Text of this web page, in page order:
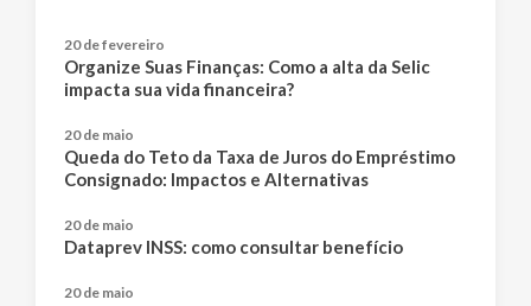
20 de fevereiro
Organize Suas Finanças: Como a alta da Selic
impacta sua vida financeira?
20 de maio
Queda do Teto da Taxa de Juros do Empréstimo
Consignado: Impactos e Alternativas
20 de maio
Dataprev INSS: como consultar benefício
20 de maio